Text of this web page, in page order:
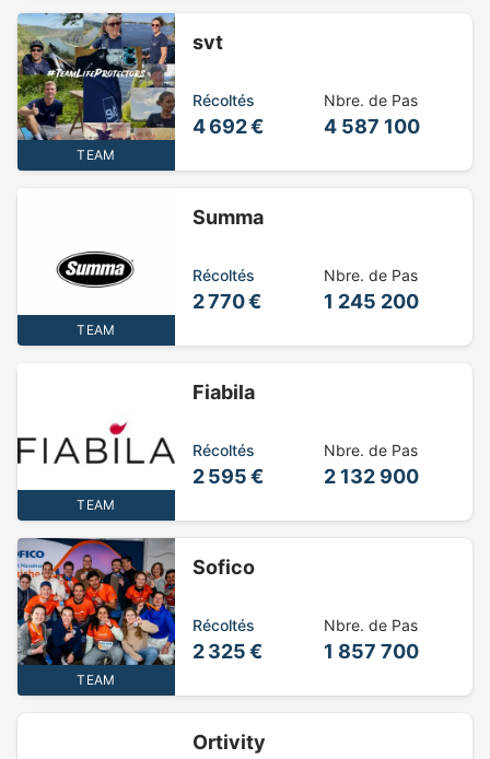
TEAM
svt
Récoltés
4 692 €
Nbre. de Pas
4 587 100
TEAM
Summa
Récoltés
2 770 €
Nbre. de Pas
1 245 200
TEAM
Fiabila
Récoltés
2 595 €
Nbre. de Pas
2 132 900
TEAM
Sofico
Récoltés
2 325 €
Nbre. de Pas
1 857 700
Ortivity